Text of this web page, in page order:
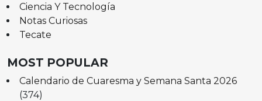
Ciencia Y Tecnología
Notas Curiosas
Tecate
MOST POPULAR
Calendario de Cuaresma y Semana Santa 2026
(374)